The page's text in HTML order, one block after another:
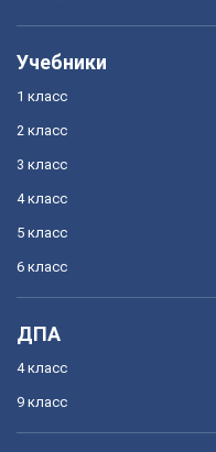
Учебники
1 класс
2 класс
3 класс
4 класс
5 класс
6 класс
ДПА
4 класс
9 класс